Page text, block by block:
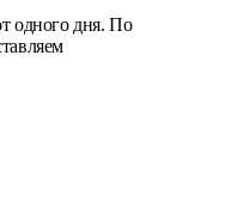
одного дня. По